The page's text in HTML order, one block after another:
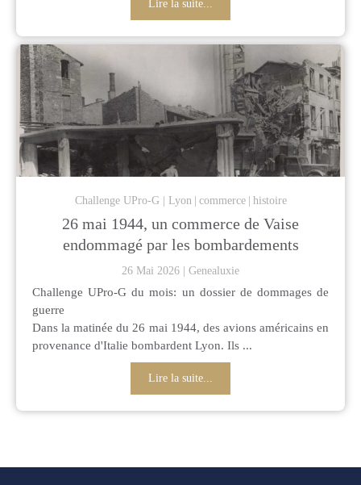
Lire la suite...
Challenge UPro-G Lyon commerce histoire
26 mai 1944, un commerce de Vaise
endommagé par les bombardements
26 Mai 2026 Genealuxie
Challenge UPro-G du mois: un dossier de dommages de
guerre
Dans la matinée du 26 mai 1944, des avions américains en
provenance d'Italie bombardent Lyon. Ils ...
Lire la suite...